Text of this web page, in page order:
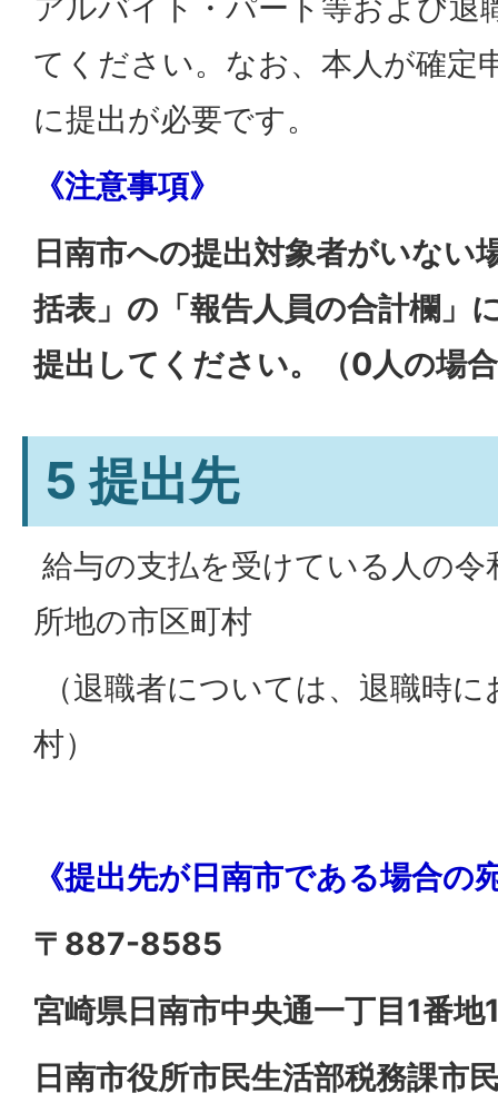
てください。なお、本人が確定
に提出が必要です。
《注意事項》
日南市への提出対象者がいない
括表」の「報告人員の合計欄」
提出してください。（0人の場
5 提出先
給与の支払を受けている人の令
所地の市区町村
（退職者については、退職時
村）
《提出先が日南市である場合の
〒887-8585
宮崎県日南市中央通一丁目1番地
日南市役所市民生活部税務課市